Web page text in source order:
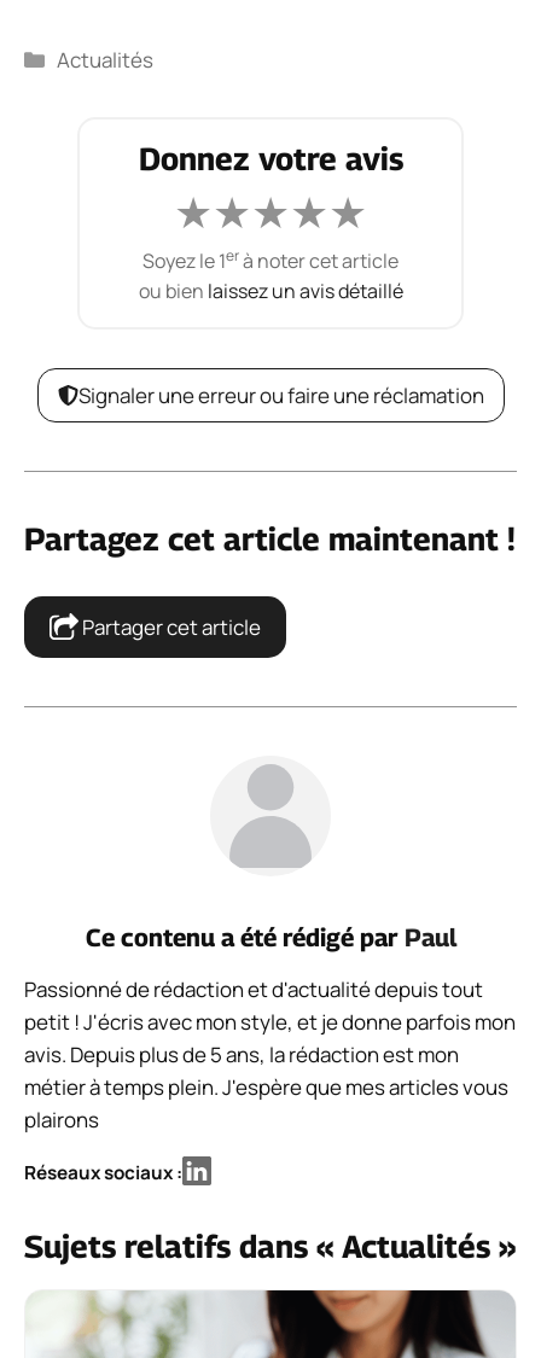
Catégories
Actualités
Donnez votre avis
★★★★★
Soyez le 1erà noter cet article
ou bien laissez un avis détaillé
Signaler une erreur ou faire une réclamation
Partagez cet article maintenant !
Partager cet article
Ce contenu a été rédigé par Paul
Passionné de rédaction et d'actualité depuis tout
petit ! J'écris avec mon style, et je donne parfois mon
avis. Depuis plus de 5 ans, la rédaction est mon
métier à temps plein. J'espère que mes articles vous
plairons
Réseaux sociaux :
Sujets relatifs dans « Actualités »